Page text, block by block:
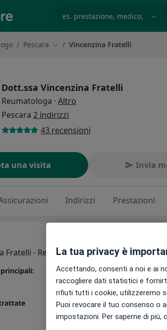
Pescara Cambia città
Vincenzina Fratelli
Dott.ssa Vincenzina Fratelli
Reumatologa · Altro
Pescara 2 indirizzi
43 recensioni
una visita Invia
Indirizzi Prestazioni
Fratelli - ReumatologaLa tua privacy è
Accettando, consenti a noi e ai
raccogliere dati statistici e
rifiuti tutti i cookie, utilizzeremo
Puoi revocare il tuo consenso o
impostazioni. Per saperne di più,